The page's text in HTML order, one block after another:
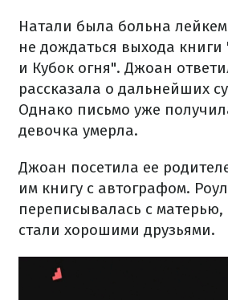
Натали была больна
не дождаться выхода книги
и Кубок огня". Джоан
рассказала о дальнейших
Однако письмо уже
девочка умерла.
Джоан посетила ее
им книгу с автографом.
переписывалась с
стали хорошими друзьями.